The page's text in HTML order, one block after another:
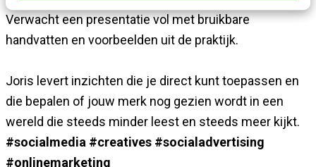
Verwacht een presentatie vol met bruikbare
handvatten en voorbeelden uit de praktijk.
Joris levert inzichten die je direct kunt toepassen en
die bepalen of jouw merk nog gezien wordt in een
wereld die steeds minder leest en steeds meer kijkt.
#socialmedia #creatives #socialadvertising
#onlinemarketing